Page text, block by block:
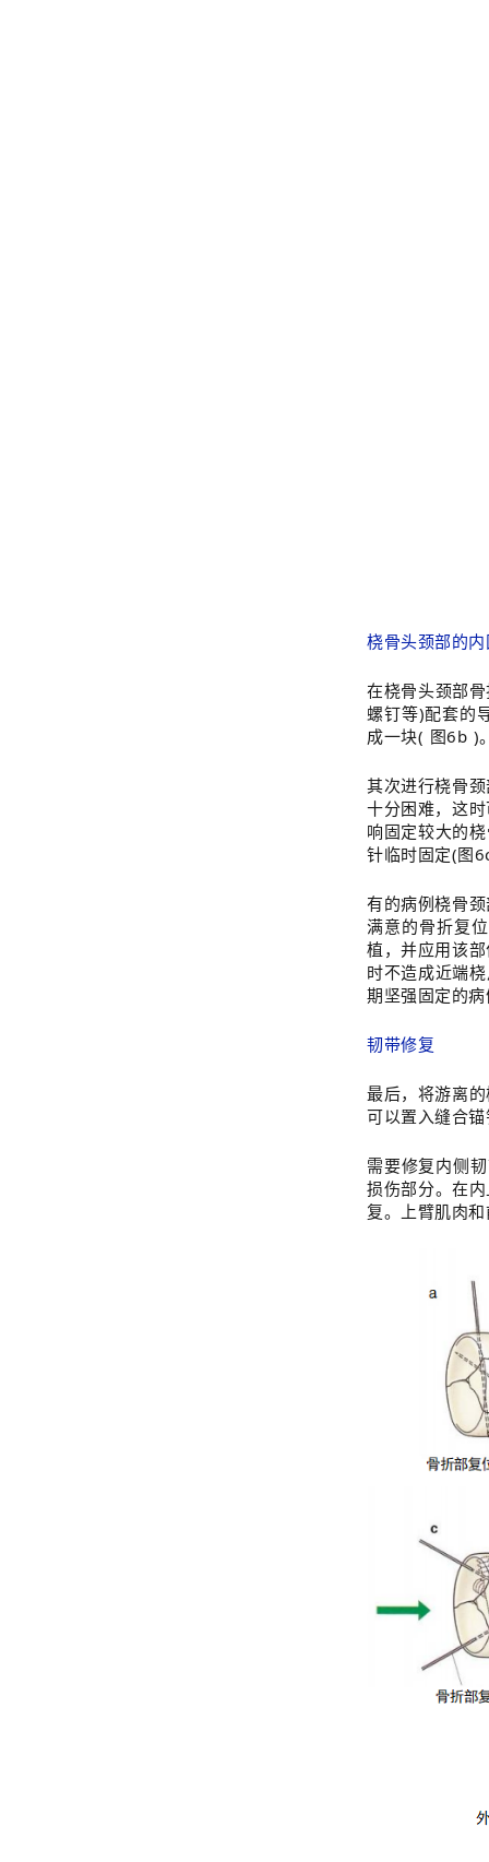
桡骨头颈部的
在桡骨头颈部
螺钉等)配套的
成一块( 图6b )
其次进行桡骨
十分困难，这
响固定较大的
针临时固定(图
有的病例桡骨
满意的骨折复
植，并应用该
时不造成近端
期坚强固定的
韧带修复
最后，将游离
可以置入缝合
需要修复内侧
损伤部分。在
复。上臂肌肉